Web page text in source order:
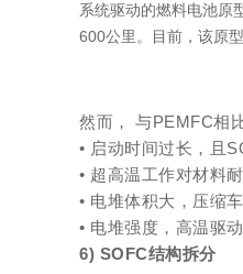
系统驱动的燃料电池原
600公里。目前，该原
然而， 与PEMFC相
• 启动时间过长，且
• 超高温工作对材料
• 电堆体积大，压缩
• 电堆强度，高温驱
6) SOFC结构拆分